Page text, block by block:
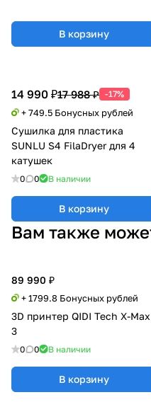
В корзину
14 990 ₽17 988 ₽ -17%
+ 749.5 Бонусных рублей
Сушилка для пластика
SUNLU S4 FilaDryer для 4
катушек
0 0 В наличии
В корзину
Вам также
89 990 ₽
+ 1799.8 Бонусных рублей
3D принтер QIDI Tech X-Max
3
0 0 В наличии
В корзину